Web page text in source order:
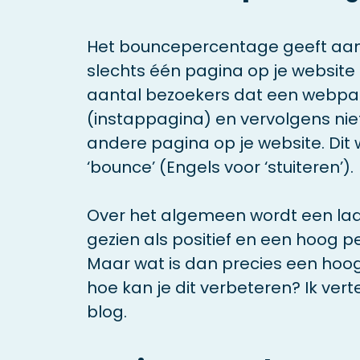
Het bouncepercentage geeft
slechts één pagina op je website
aantal bezoekers dat een
(instappagina) en vervolgens
andere pagina op je website. Dit
‘bounce’ (Engels voor ‘stuiteren’).
Over het algemeen wordt een
gezien als positief en een hoog
Maar wat is dan precies een
hoe kan je dit verbeteren? Ik
blog.